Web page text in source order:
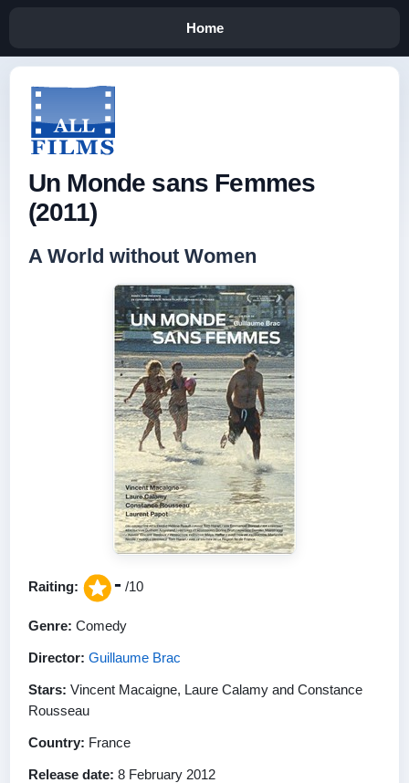
Home
Un Monde sans Femmes
(2011)
A World without Women
Raiting: - /10
Genre: Comedy
Director: Guillaume Brac
Stars: Vincent Macaigne, Laure Calamy and Constance
Rousseau
Country: France
Release date: 8 February 2012